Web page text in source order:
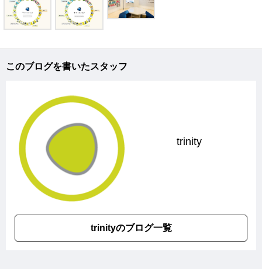
このブログを書いたスタッフ
trinity
trinityのブログ一覧